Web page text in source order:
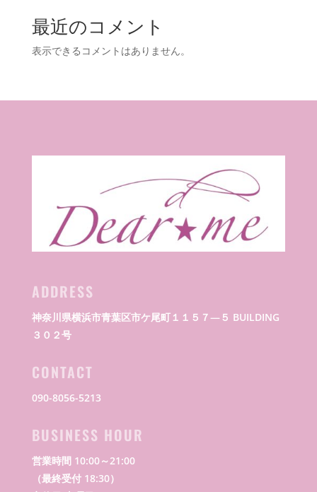
最近のコメント
表示できるコメントはありません。
ADDRESS
神奈川県横浜市青葉区市ケ尾町１１５７―５ BUILDING
３０２号
CONTACT
090-8056-5213
BUSINESS HOUR
営業時間 10:00～21:00
（最終受付 18:30）